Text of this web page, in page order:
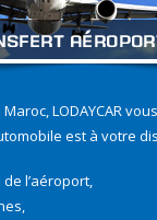
LODAYCAR
est à votre
l’aéroport,